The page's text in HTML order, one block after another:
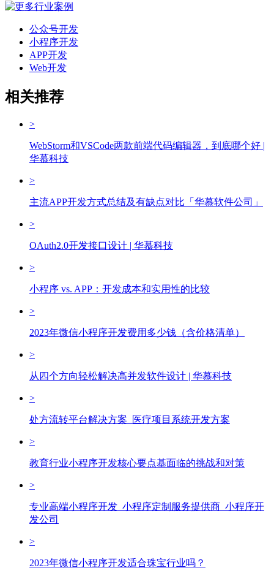
公众号开发
小程序开发
APP开发
Web开发
相关推荐
>
WebStorm和VSCode两款前端代码编辑器，到底哪个好 |
华慕科技
>
主流APP开发方式总结及有缺点对比「华慕软件公司」
>
OAuth2.0开发接口设计 | 华慕科技
>
小程序 vs. APP：开发成本和实用性的比较
>
2023年微信小程序开发费用多少钱（含价格清单）
>
从四个方向轻松解决高并发软件设计 | 华慕科技
>
处方流转平台解决方案_医疗项目系统开发方案
>
教育行业小程序开发核心要点基面临的挑战和对策
>
专业高端小程序开发_小程序定制服务提供商_小程序开
发公司
>
2023年微信小程序开发适合珠宝行业吗？